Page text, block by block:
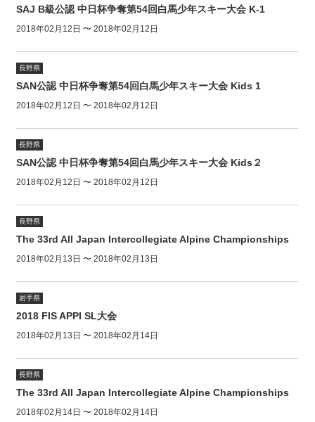
SAJ B級公認 中日杯争奪第54回白馬少年スキー大会 K-1
2018年02月12日 〜 2018年02月12日
長野県
SAN公認 中日杯争奪第54回白馬少年スキー大会 Kids 1
2018年02月12日 〜 2018年02月12日
長野県
SAN公認 中日杯争奪第54回白馬少年スキー大会 Kids２
2018年02月12日 〜 2018年02月12日
長野県
The 33rd All Japan Intercollegiate Alpine Championships
2018年02月13日 〜 2018年02月13日
岩手県
2018 FIS APPI SL大会
2018年02月13日 〜 2018年02月14日
長野県
The 33rd All Japan Intercollegiate Alpine Championships
2018年02月14日 〜 2018年02月14日